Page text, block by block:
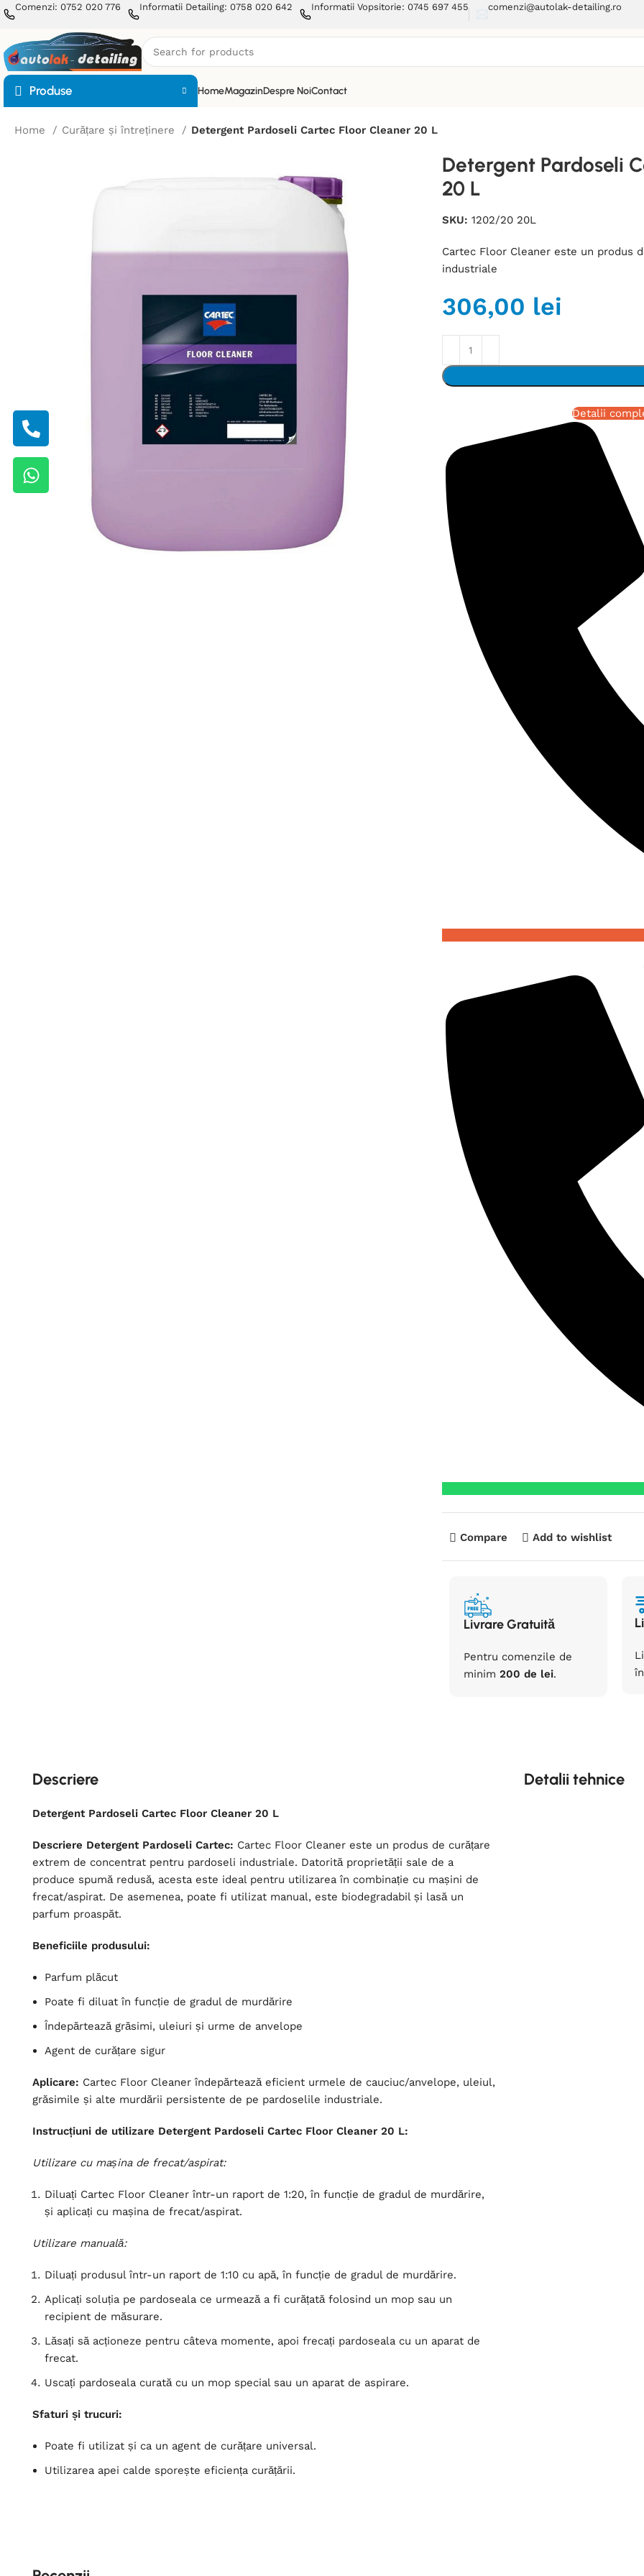
Comenzi: 0752 020 776 Informatii Detailing: 0758 020 642 Informatii Vopsitorie: 0745 697 455 comenzi@autolak-detailing.ro
Produse HomeMagazinDespre NoiContact
Home Curățare și întreținere Detergent Pardoseli Cartec Floor Cleaner 20 L
Detergent Pardoseli
20 L
SKU: 1202/20 20L
Cartec Floor Cleaner este un produs
industriale
306,00 lei
Detalii
Compare Add to wishlist
Livrare Gratuită
Pentru comenzile de
minim 200 de lei.
în
Descriere
Detergent Pardoseli Cartec Floor Cleaner 20 L
Descriere Detergent Pardoseli Cartec: Cartec Floor Cleaner este un produs de curățare
extrem de concentrat pentru pardoseli industriale. Datorită proprietății sale de a
produce spumă redusă, acesta este ideal pentru utilizarea în combinație cu mașini de
frecat/aspirat. De asemenea, poate fi utilizat manual, este biodegradabil și lasă un
parfum proaspăt.
Beneficiile produsului:
Parfum plăcut
Poate fi diluat în funcție de gradul de murdărire
Îndepărtează grăsimi, uleiuri și urme de anvelope
Agent de curățare sigur
Aplicare: Cartec Floor Cleaner îndepărtează eficient urmele de cauciuc/anvelope, uleiul,
grăsimile și alte murdării persistente de pe pardoselile industriale.
Instrucțiuni de utilizare Detergent Pardoseli Cartec Floor Cleaner 20 L:
Utilizare cu mașina de frecat/aspirat:
Diluați Cartec Floor Cleaner într-un raport de 1:20, în funcție de gradul de murdărire,
și aplicați cu mașina de frecat/aspirat.
Utilizare manuală:
Diluați produsul într-un raport de 1:10 cu apă, în funcție de gradul de murdărire.
Aplicați soluția pe pardoseala ce urmează a fi curățată folosind un mop sau un
recipient de măsurare.
Lăsați să acționeze pentru câteva momente, apoi frecați pardoseala cu un aparat de
frecat.
Uscați pardoseala curată cu un mop special sau un aparat de aspirare.
Sfaturi și trucuri:
Poate fi utilizat și ca un agent de curățare universal.
Utilizarea apei calde sporește eficiența curățării.
Detalii tehnice